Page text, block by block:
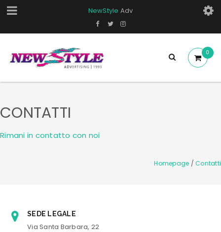
NewStyle Adv
0
CONTATTI
Rimani in contatto con noi
Homepage / Contatti
SEDE LEGALE
Via Santa Barbara, 22